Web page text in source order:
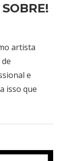
artista
e
isso que